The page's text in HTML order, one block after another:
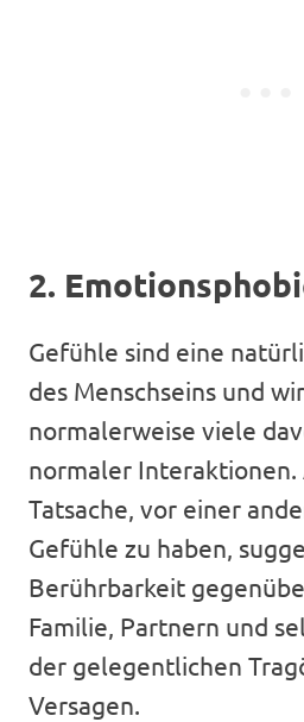
2.
Gefühle sind eine
des Menschseins und
normalerweise viele
normaler Interaktionen.
Tatsache, vor einer
Gefühle zu haben,
Berührbarkeit
Familie, Partnern und
der gelegentlichen
Versagen.